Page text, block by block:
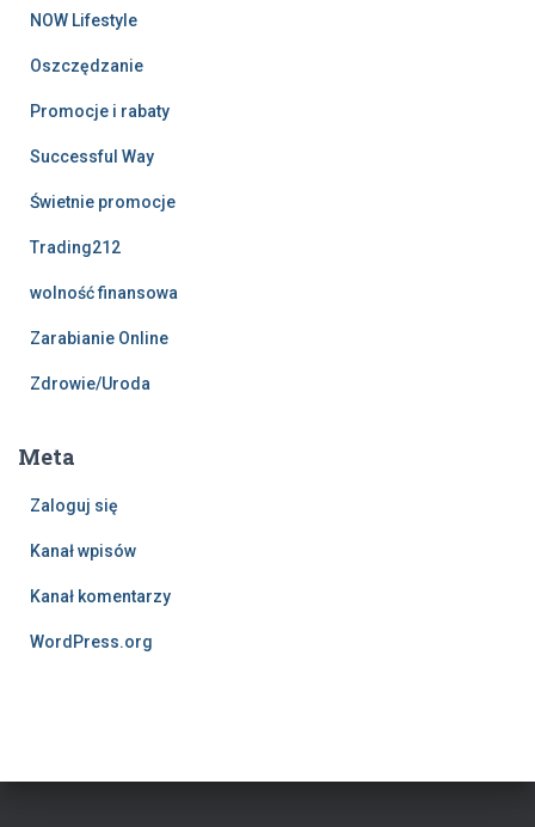
NOW Lifestyle
Oszczędzanie
Promocje i rabaty
Successful Way
Świetnie promocje
Trading212
wolność finansowa
Zarabianie Online
Zdrowie/Uroda
Meta
Zaloguj się
Kanał wpisów
Kanał komentarzy
WordPress.org